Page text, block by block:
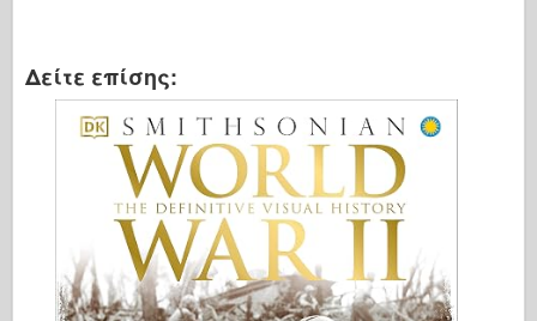
Δείτε επίσης: